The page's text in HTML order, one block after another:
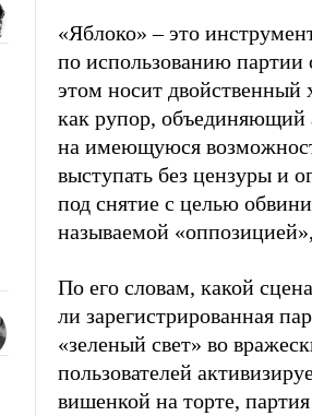
«Яблоко» – это
по использованию партии
этом носит двойственный
как рупор, объединяющий
на имеющуюся
выступать без цензуры и
под снятие с целью
называемой
По его словам, какой
ли зарегистрированная
«зеленый свет» во
пользователей
вишенкой на торте,